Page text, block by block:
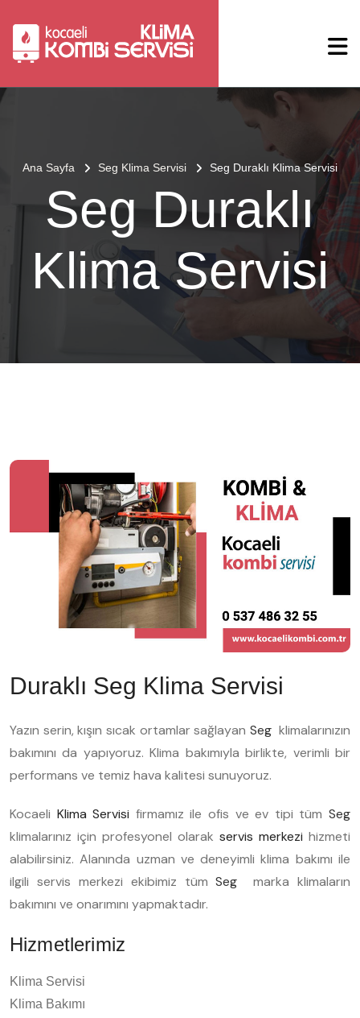
Ana Sayfa Seg Klima Servisi Seg Duraklı Klima Servisi
Seg Duraklı
Klima Servisi
Duraklı Seg Klima Servisi
Yazın serin, kışın sıcak ortamlar sağlayan Seg klimalarınızın
bakımını da yapıyoruz. Klima bakımıyla birlikte, verimli bir
performans ve temiz hava kalitesi sunuyoruz.
Kocaeli Klima Servisi firmamız ile ofis ve ev tipi tümSeg
klimalarınız için profesyonel olarak servis merkezi hizmeti
alabilirsiniz. Alanında uzman ve deneyimli klima bakımı ile
ilgili servis merkezi ekibimiz tümSegmarka klimaların
bakımını ve onarımını yapmaktadır.
Hizmetlerimiz
Klima Servisi
Klima Bakımı